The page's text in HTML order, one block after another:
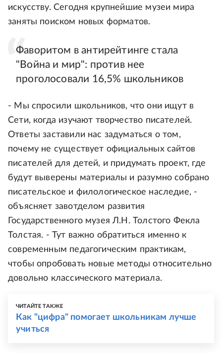
искусству. Сегодня крупнейшие музеи мира
заняты поиском новых форматов.
Фаворитом в антирейтинге стала
"Война и мир": против нее
проголосовали 16,5% школьников
- Мы спросили школьников, что они ищут в
Cети, когда изучают творчество писателей.
Ответы заставили нас задуматься о том,
почему не существует официальных сайтов
писателей для детей, и придумать проект, где
будут выверены материалы и разумно собрано
писательское и филологическое наследие, -
объясняет завотделом развития
Государственного музея Л.Н. Толстого Фекла
Толстая. - Тут важно обратиться именно к
современным педагогическим практикам,
чтобы опробовать новые методы относительно
довольно классического материала.
ЧИТАЙТЕ ТАКЖЕ
Как "цифра" помогает школьникам лучше
учиться